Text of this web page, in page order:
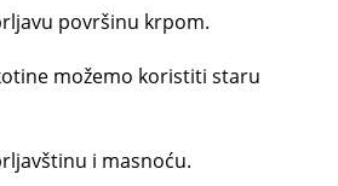
površinu krpom.
možemo koristiti staru
i masnoću.